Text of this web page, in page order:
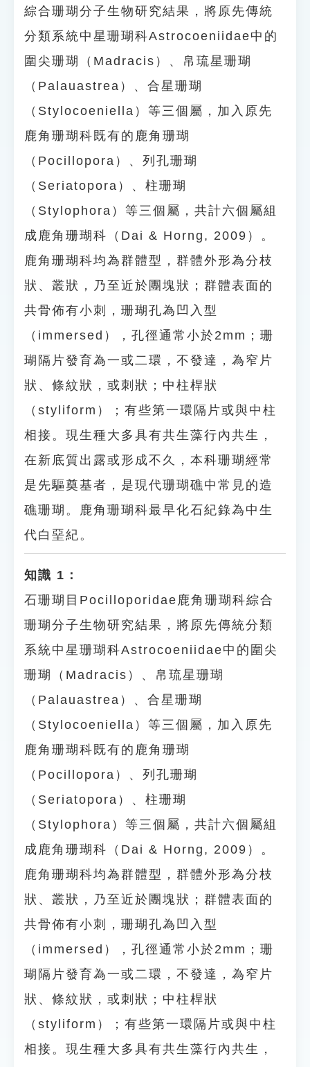
貓頭鷹博士
綜合珊瑚分子生物研究結果，將原先傳統
分類系統中星珊瑚科Astrocoeniidae中的
圍尖珊瑚（Madracis）、帛琉星珊瑚
（Palauastrea）、合星珊瑚
（Stylocoeniella）等三個屬，加入原先
鹿角珊瑚科既有的鹿角珊瑚
（Pocillopora）、列孔珊瑚
（Seriatopora）、柱珊瑚
（Stylophora）等三個屬，共計六個屬組
成鹿角珊瑚科（Dai & Horng, 2009）。
鹿角珊瑚科均為群體型，群體外形為分枝
狀、叢狀，乃至近於團塊狀；群體表面的
共骨佈有小刺，珊瑚孔為凹入型
（immersed），孔徑通常小於2mm；珊
瑚隔片發育為一或二環，不發達，為窄片
狀、條紋狀，或刺狀；中柱桿狀
（styliform）；有些第一環隔片或與中柱
相接。現生種大多具有共生藻行內共生，
在新底質出露或形成不久，本科珊瑚經常
是先驅奠基者，是現代珊瑚礁中常見的造
礁珊瑚。鹿角珊瑚科最早化石紀錄為中生
代白堊紀。
知識 1：
石珊瑚目Pocilloporidae鹿角珊瑚科綜合
珊瑚分子生物研究結果，將原先傳統分類
系統中星珊瑚科Astrocoeniidae中的圍尖
珊瑚（Madracis）、帛琉星珊瑚
（Palauastrea）、合星珊瑚
（Stylocoeniella）等三個屬，加入原先
鹿角珊瑚科既有的鹿角珊瑚
（Pocillopora）、列孔珊瑚
（Seriatopora）、柱珊瑚
（Stylophora）等三個屬，共計六個屬組
成鹿角珊瑚科（Dai & Horng, 2009）。
鹿角珊瑚科均為群體型，群體外形為分枝
狀、叢狀，乃至近於團塊狀；群體表面的
共骨佈有小刺，珊瑚孔為凹入型
（immersed），孔徑通常小於2mm；珊
瑚隔片發育為一或二環，不發達，為窄片
狀、條紋狀，或刺狀；中柱桿狀
（styliform）；有些第一環隔片或與中柱
相接。現生種大多具有共生藻行內共生，